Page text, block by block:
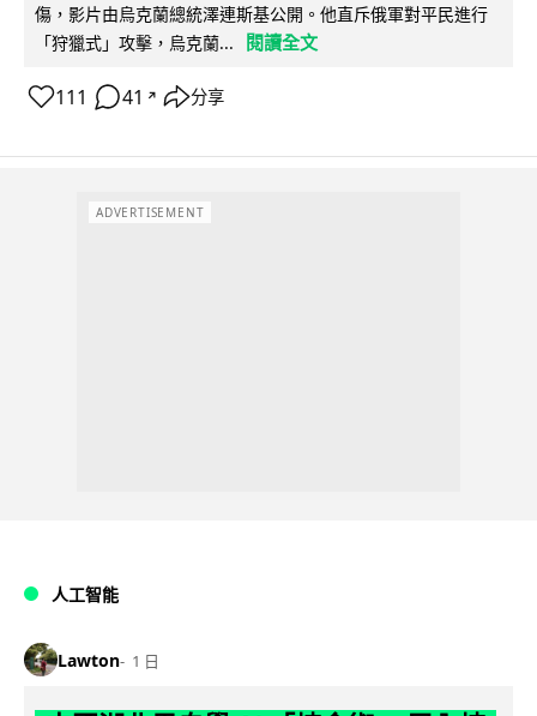
傷，影片由烏克蘭總統澤連斯基公開。他直斥俄軍對平民進行
「狩獵式」攻擊，烏克蘭...
閱讀全文
111 41 ↗ 分享
ADVERTISEMENT
人工智能
Lawton 1 日